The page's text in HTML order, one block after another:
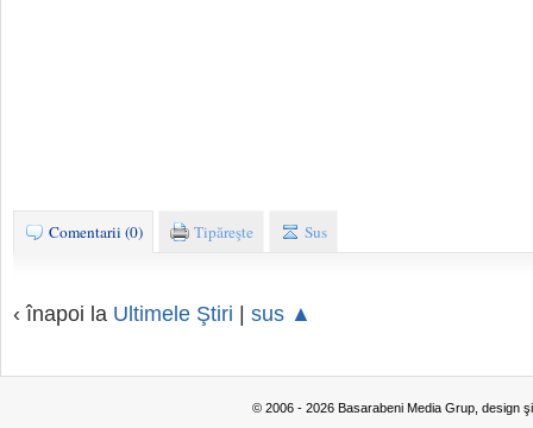
Comentarii (0) Tipăreşte Sus
‹ înapoi la Ultimele Ştiri sus ▲
© 2006 - 2026 Basarabeni Media Grup, design